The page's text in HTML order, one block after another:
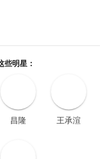
些明星：
昌隆 王承渲